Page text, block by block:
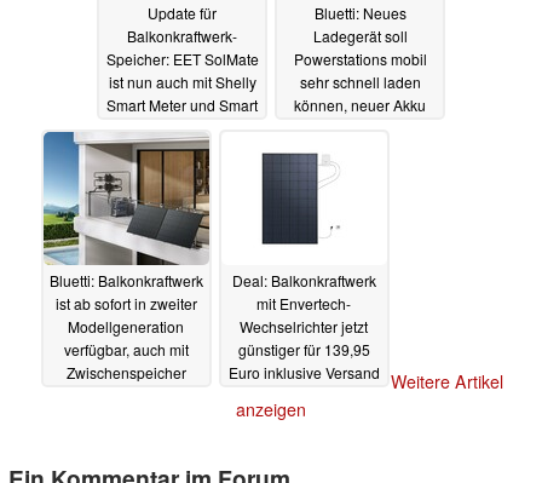
Update für
Balkonkraftwerk-
Speicher: EET SolMate
ist nun auch mit Shelly
Smart Meter und Smart
Plug kompatibel
10.10.2024
Bluetti: Neues
Ladegerät soll
Powerstations mobil
sehr schnell laden
können, neuer Akku
Bluetti: Balkonkraftwerk
ist ab sofort in zweiter
Modellgeneration
verfügbar, auch mit
Zwischenspeicher
Deal: Balkonkraftwerk
mit Envertech-
Wechselrichter jetzt
günstiger für 139,95
Euro inklusive Versand Weitere Artikel
anzeigen